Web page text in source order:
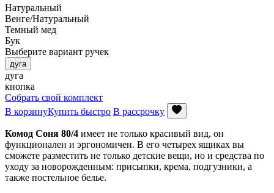
Натуральный
Венге/Натуральный
Темный мед
Бук
Выберите вариант ручек
дуга
дуга
кнопка
Собрать свой комплект
В корзинуКупить быстро В рассрочку
Комод Соня 80/4 имеет не только красивый вид, он
функционален и эргономичен. В его четырех ящиках вы
сможете разместить не только детские вещи, но и средства по
уходу за новорожденным: присыпки, крема, подгузники, а
также постельное белье.